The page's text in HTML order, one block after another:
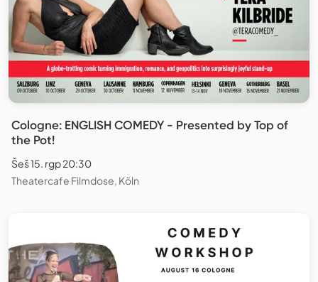
Cologne: ENGLISH COMEDY - Presented by Top of
the Pot!
Šeš 15. rgp 20:30
Theatercafe Filmdose, Köln